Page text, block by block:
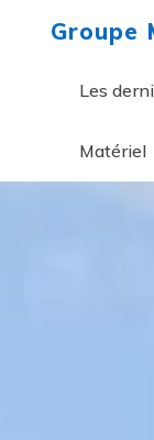
Groupe
Les
Matériel